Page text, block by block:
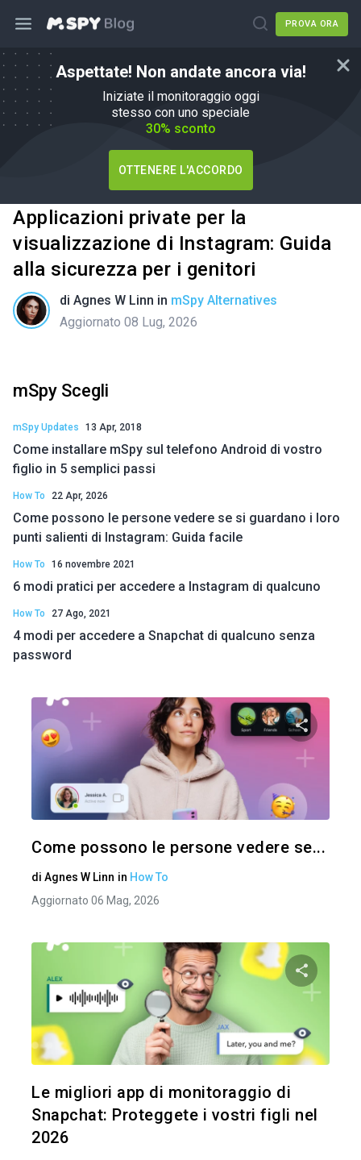
PROVA ORA
Aspettate! Non andate ancora via!
Iniziate il monitoraggio oggi
stesso con uno speciale
30% sconto
OTTENERE L'ACCORDO
Applicazioni private per la
visualizzazione di Instagram: Guida
alla sicurezza per i genitori
di Agnes W Linn in mSpy Alternatives
Aggiornato 08 Lug, 2026
mSpy Scegli
mSpy Updates 13 Apr, 2018
Come installare mSpy sul telefono Android di vostro
figlio in 5 semplici passi
How To 22 Apr, 2026
Come possono le persone vedere se si guardano i loro
punti salienti di Instagram: Guida facile
How To 16 novembre 2021
6 modi pratici per accedere a Instagram di qualcuno
How To 27 Ago, 2021
4 modi per accedere a Snapchat di qualcuno senza
password
Come possono le persone vedere se...
di Agnes W Linn in How To
Aggiornato 06 Mag, 2026
Le migliori app di monitoraggio di
Snapchat: Proteggete i vostri figli nel
2026